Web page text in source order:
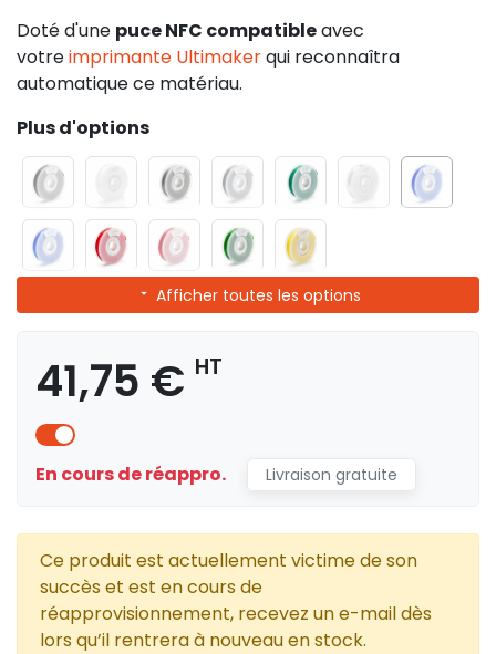
Doté d'une puce NFC compatibleavec
votreimprimante Ultimakerqui reconnaîtra
automatique ce matériau.
Plus d'options
Afficher toutes les options
41,75 € HT
En cours de réappro. Livraison gratuite
Ce produit est actuellement victime de son
succès et est en cours de
réapprovisionnement, recevez un e-mail dès
lors qu’il rentrera à nouveau en stock.